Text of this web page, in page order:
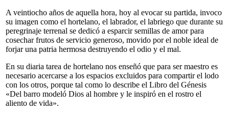
A veintiocho años de aquella hora, hoy al evocar su partida, invoco
su imagen como el hortelano, el labrador, el labriego que durante su
peregrinaje terrenal se dedicó a esparcir semillas de amor para
cosechar frutos de servicio generoso, movido por el noble ideal de
forjar una patria hermosa destruyendo el odio y el mal.
En su diaria tarea de hortelano nos enseñó que para ser maestro es
necesario acercarse a los espacios excluidos para compartir el lodo
con los otros, porque tal como lo describe el Libro del Génesis
«Del barro modeló Dios al hombre y le inspiró en el rostro el
aliento de vida».